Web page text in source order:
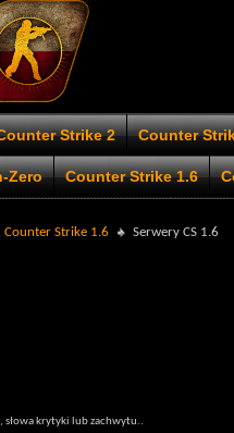
Strike 2 Counter
Zero Counter Strike 1.6
Counter Strike 1.6 Serwery CS 1.6
słowa krytyki lub zachwytu..